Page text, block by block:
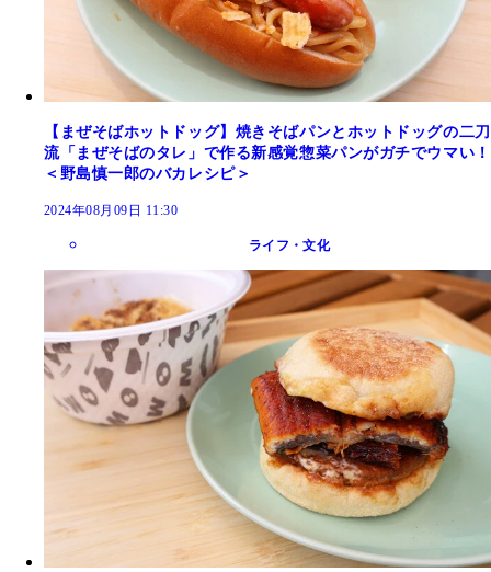
【まぜそばホットドッグ】焼きそばパンとホットドッグの二刀
流「まぜそばのタレ」で作る新感覚惣菜パンがガチでウマい！
＜野島慎一郎のバカレシピ＞
2024年08月09日 11:30
ライフ・文化